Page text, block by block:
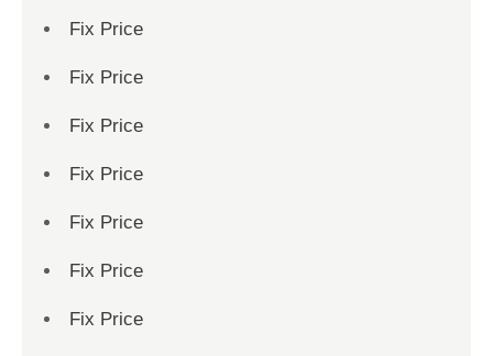
Fix Price
Fix Price
Fix Price
Fix Price
Fix Price
Fix Price
Fix Price